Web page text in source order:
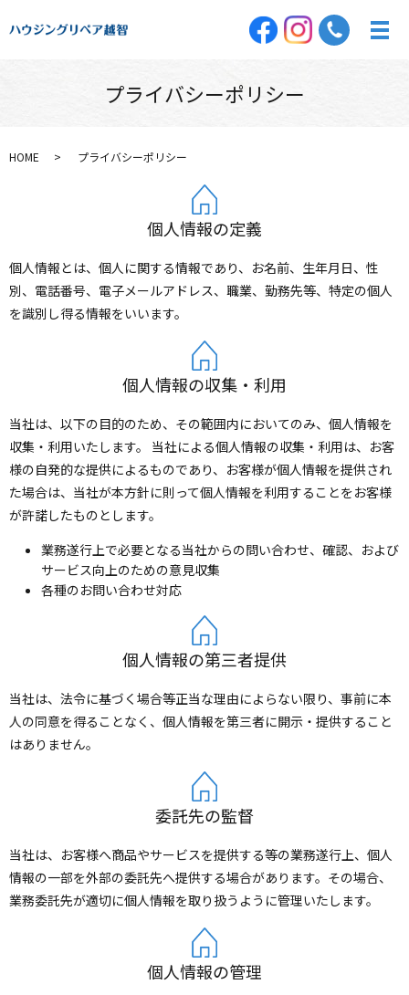
プライバシーポリシー
HOME プライバシーポリシー
個人情報の定義
個人情報とは、個人に関する情報であり、お名前、生年月日、性
別、電話番号、電子メールアドレス、職業、勤務先等、特定の個人
を識別し得る情報をいいます。
個人情報の収集・利用
当社は、以下の目的のため、その範囲内においてのみ、個人情報を
収集・利用いたします。 当社による個人情報の収集・利用は、お客
様の自発的な提供によるものであり、お客様が個人情報を提供され
た場合は、当社が本方針に則って個人情報を利用することをお客様
が許諾したものとします。
業務遂行上で必要となる当社からの問い合わせ、確認、および
サービス向上のための意見収集
各種のお問い合わせ対応
個人情報の第三者提供
当社は、法令に基づく場合等正当な理由によらない限り、事前に本
人の同意を得ることなく、個人情報を第三者に開示・提供すること
はありません。
委託先の監督
当社は、お客様へ商品やサービスを提供する等の業務遂行上、個人
情報の一部を外部の委託先へ提供する場合があります。その場合、
業務委託先が適切に個人情報を取り扱うように管理いたします。
個人情報の管理